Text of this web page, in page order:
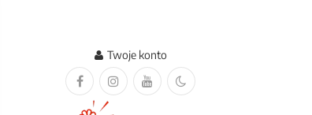
Twoje konto